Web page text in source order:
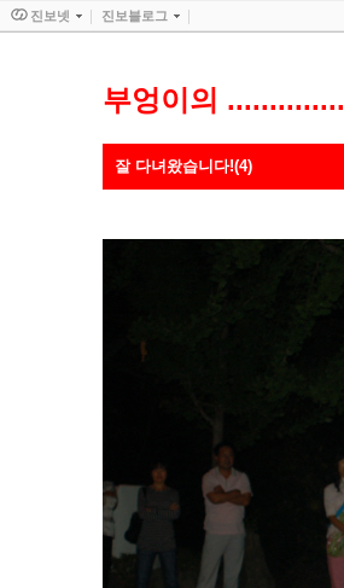
부엉이의 ..............
잘 다녀왔습니다!(4)
진보넷 진보블로그